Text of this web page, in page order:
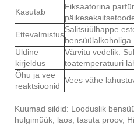
Kasutab
Fiksaatorina
Ettevalmistus
Salitsüülhappe
bensüülalkoholiga.
Üldine
kirjeldus
Värvitu vedelik.
toatemperatuuri
Õhu ja vee
reaktsioonid
Vees vähe
Kuumad sildid: Looduslik
hulgimüük, laos, tasuta proov,